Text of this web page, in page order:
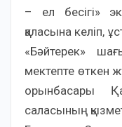
– ел бесігі»
қаласына келіп,
«Бәйтерек»
мектепте өткен
орынбасары
саласының